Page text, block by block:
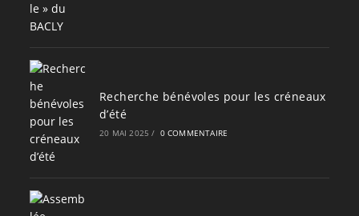
Recherche bénévoles pour les créneaux
d’été
20 MAI 2025 / 0 COMMENTAIRE